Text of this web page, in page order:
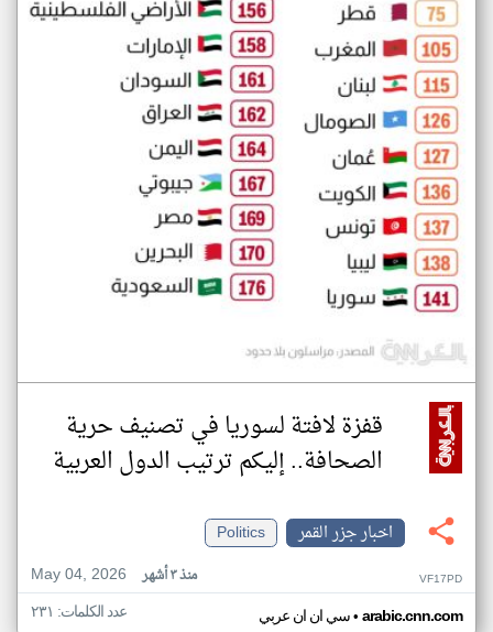
قفزة لافتة لسوريا في تصنيف حرية
الصحافة.. إليكم ترتيب الدول العربية
اخبار جزر القمر
Politics
May 04, 2026
منذ ٣ أشهر VF17PD
سي ان ان عربي• arabic.cnn.com عدد الكلمات: ٢٣١